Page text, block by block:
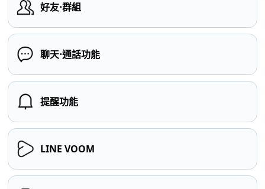
好友⋅群組
聊天⋅通話功能
提醒功能
LINE VOOM